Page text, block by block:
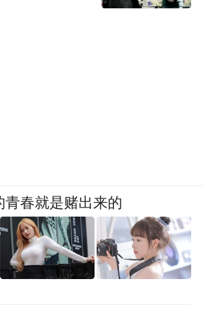
青春就是赌出来的